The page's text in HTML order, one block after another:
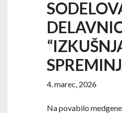
4. marec, 2026
Na povabilo